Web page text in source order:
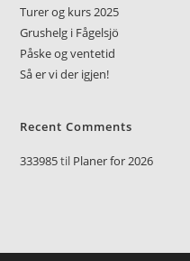
Turer og kurs 2025
Grushelg i Fågelsjö
Påske og ventetid
Så er vi der igjen!
Recent Comments
333985til Planer for 2026